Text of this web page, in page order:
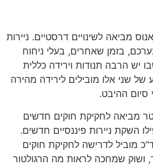
מביאה לשינויים דרסטיים. ניירות
בזמן שאחרים, בעלי ניחוח
יש הרבה תנודות וירידה כללית
של שני אלו מובילים לירידה מהירה
סיום ההיבט.
מביאה לחקיקת חוקים חדשים
השקת ניירות פיננסיים חדשים.
מוביל לדרישה לחקיקת חוקים
ושוק שמחכה לראות מה הרגולטור